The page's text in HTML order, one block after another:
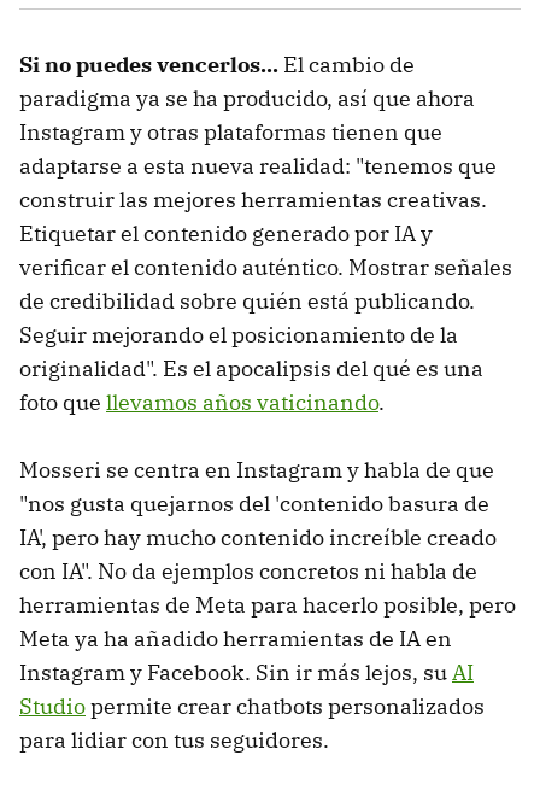
Si no puedes vencerlos... El cambio de
paradigma ya se ha producido, así que ahora
Instagram y otras plataformas tienen que
adaptarse a esta nueva realidad: "tenemos que
construir las mejores herramientas creativas.
Etiquetar el contenido generado por IA y
verificar el contenido auténtico. Mostrar señales
de credibilidad sobre quién está publicando.
Seguir mejorando el posicionamiento de la
originalidad". Es el apocalipsis del qué es una
foto que llevamos años vaticinando.
Mosseri se centra en Instagram y habla de que
"nos gusta quejarnos del 'contenido basura de
IA', pero hay mucho contenido increíble creado
con IA". No da ejemplos concretos ni habla de
herramientas de Meta para hacerlo posible, pero
Meta ya ha añadido herramientas de IA en
Instagram y Facebook. Sin ir más lejos, suAI
Studiopermite crear chatbots personalizados
para lidiar con tus seguidores.